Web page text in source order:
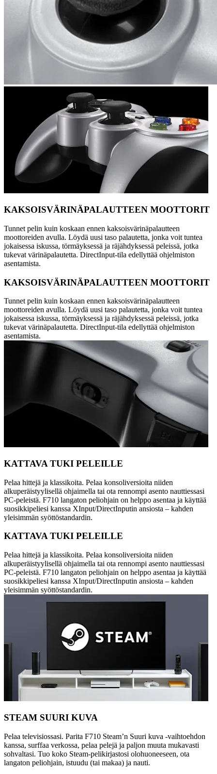
KAKSOISVÄRINÄPALAUTTEEN MOOTTORIT
Tunnet pelin kuin koskaan ennen kaksoisvärinäpalautteen
moottoreiden avulla. Löydä uusi taso palautetta, jonka voit tuntea
jokaisessa iskussa, törmäyksessä ja räjähdyksessä peleissä, jotka
tukevat värinäpalautetta. DirectInput-tila edellyttää ohjelmiston
asentamista.
KAKSOISVÄRINÄPALAUTTEEN MOOTTORIT
Tunnet pelin kuin koskaan ennen kaksoisvärinäpalautteen
moottoreiden avulla. Löydä uusi taso palautetta, jonka voit tuntea
jokaisessa iskussa, törmäyksessä ja räjähdyksessä peleissä, jotka
tukevat värinäpalautetta. DirectInput-tila edellyttää ohjelmiston
asentamista.
KATTAVA TUKI PELEILLE
Pelaa hittejä ja klassikoita. Pelaa konsoliversioita niiden
alkuperäistyylisellä ohjaimella tai ota rennompi asento nauttiessasi
PC-peleistä. F710 langaton peliohjain on helppo asentaa ja käyttää
suosikkipeliesi kanssa XInput/DirectInputin ansiosta – kahden
yleisimmän syöttöstandardin.
KATTAVA TUKI PELEILLE
Pelaa hittejä ja klassikoita. Pelaa konsoliversioita niiden
alkuperäistyylisellä ohjaimella tai ota rennompi asento nauttiessasi
PC-peleistä. F710 langaton peliohjain on helppo asentaa ja käyttää
suosikkipeliesi kanssa XInput/DirectInputin ansiosta – kahden
yleisimmän syöttöstandardin.
STEAM SUURI KUVA
Pelaa televisiossasi. Parita F710 Steam’n Suuri kuva -vaihtoehdon
kanssa, surffaa verkossa, pelaa pelejä ja paljon muuta mukavasti
sohvaltasi. Tuo koko Steam-pelikirjastosi olohuoneeseen, ota
langaton peliohjain, istuudu (tai makaa) ja nauti.